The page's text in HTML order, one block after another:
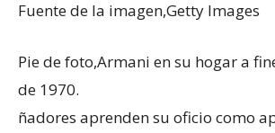
Fuente de la imagen,Getty Images
Pie de foto,Armani en su hogar a
de 1970.
ñadores aprenden su oficio como